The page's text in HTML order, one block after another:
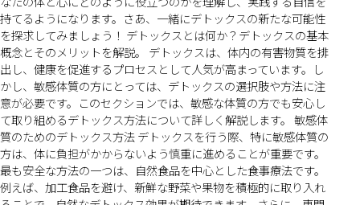
持てるようになります。さあ、一緒にデトックスの新たな可能性
を探求してみましょう！ デトックスとは何か？デトックスの基本
概念とそのメリットを解説。 デトックスは、体内の有害物質を排
出し、健康を促進するプロセスとして人気が高まっています。し
かし、敏感体質の方にとっては、デトックスの選択肢や方法に注
意が必要です。このセクションでは、敏感な体質の方でも安心し
て取り組めるデトックス方法について詳しく解説します。 敏感体
質のためのデトックス方法 デトックスを行う際、特に敏感体質の
方は、体に負担がかからないよう慎重に進めることが重要です。
最も安全な方法の一つは、自然食品を中心とした食事療法です。
例えば、加工食品を避け、新鮮な野菜や果物を積極的に取り入れ